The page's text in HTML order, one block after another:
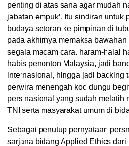
penting di atas sana agar mudah
jabatan empuk’. Itu sindiran untuk
budaya setoran ke pimpinan di
pada akhirnya memaksa
segala macam cara, haram-halal
habis penonton Malaysia, jadi
internasional, hingga jadi backing
perwira menengah koq dungu
pers nasional yang sudah melatih
TNI serta masyarakat umum di
Sebagai penutup pernyataan
sarjana bidang Applied Ethics dari